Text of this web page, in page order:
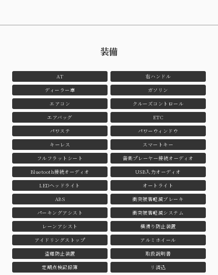
装備
AT
右ハンドル
ディーラー車
ガソリン
エアコン
クルーズコントロール
エアバッグ
ETC
パワステ
パワーウィンドウ
キーレス
スマートキー
フルフラットシート
音楽プレーヤー接続オーディオ
Bluetooth接続オーディオ
USB入力オーディオ
LEDヘッドライト
オートライト
ABS
衝突被害軽減ブレーキ
パーキングアシスト
衝突被害軽減システム
レーンアシスト
横滑り防止装置
アイドリングストップ
アルミホイール
盗難防止装置
取扱説明書
定期点検記録簿
リ済込